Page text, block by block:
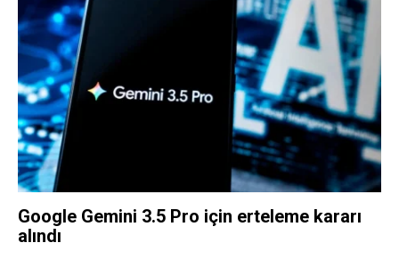
Google Gemini 3.5 Pro için erteleme kararı
alındı